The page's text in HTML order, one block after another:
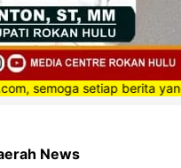
setiap berita yang kami
News